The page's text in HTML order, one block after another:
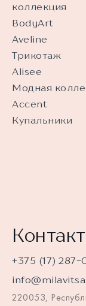
коллекция
BodyArt
Aveline
Трикотаж
Alisee
Модная
Accent
Купальники
+375 (17) 287-
220053,